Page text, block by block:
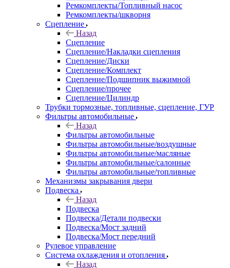
Ремкомплекты/Топливный насос
Ремкомплекты/шкворня
Сцепление
Назад
Сцепление
Сцепление/Накладки сцепления
Сцепление/Диски
Сцепление/Комплект
Сцепление/Подшипник выжимной
Сцепление/прочее
Сцепление/Цилиндр
Трубки тормозные, топливные, сцепление, ГУР
Фильтры автомобильные
Назад
Фильтры автомобильные
Фильтры автомобильные/воздушные
Фильтры автомобильные/масляные
Фильтры автомобильные/салонные
Фильтры автомобильные/топливные
Механизмы закрывания двери
Подвеска
Назад
Подвеска
Подвеска/Детали подвески
Подвеска/Мост задний
Подвеска/Мост передний
Рулевое управление
Система охлаждения и отопления
Назад